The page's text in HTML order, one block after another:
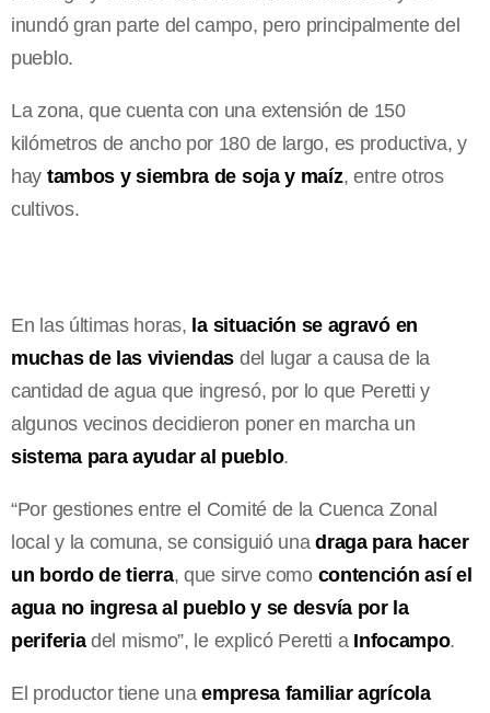
inundó gran parte del campo, pero principalmente del
pueblo.
La zona, que cuenta con una extensión de 150
kilómetros de ancho por 180 de largo, es productiva, y
hay tambos y siembra de soja y maíz, entre otros
cultivos.
En las últimas horas, la situación se agravó en
muchas de las viviendas del lugar a causa de la
cantidad de agua que ingresó, por lo que Peretti y
algunos vecinos decidieron poner en marcha un
sistema para ayudar al pueblo.
“Por gestiones entre el Comité de la Cuenca Zonal
local y la comuna, se consiguió una draga para hacer
un bordo de tierra, que sirve como contención así el
agua no ingresa al pueblo y se desvía por la
periferiadel mismo”, le explicó Peretti a Infocampo.
El productor tiene unaempresa familiar agrícola